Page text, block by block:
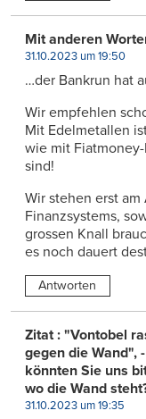
Mit anderen
31.10.2023 um 19:50
…der Bankrun hat
Wir empfehlen
Mit Edelmetallen
wie mit
sind!
Wir stehen erst
Finanzsystems,
grossen Knall
es noch dauert
Antworten
Zitat : "Vontobel
gegen die Wand",
könnten Sie uns
wo die Wand
31.10.2023 um 19:35